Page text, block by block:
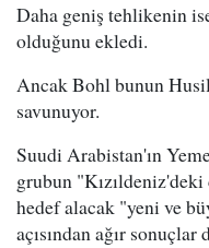
Daha geniş tehlikenin
olduğunu ekledi.
Ancak Bohl bunun
savunuyor.
Suudi Arabistan'ın
grubun
hedef alacak "yeni ve
açısından ağır